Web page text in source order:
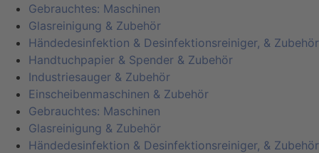
Gebrauchtes: Maschinen
Glasreinigung & Zubehör
Händedesinfektion & Desinfektionsreiniger, & Zubehör
Handtuchpapier & Spender & Zubehör
Industriesauger & Zubehör
Einscheibenmaschinen & Zubehör
Gebrauchtes: Maschinen
Glasreinigung & Zubehör
Händedesinfektion & Desinfektionsreiniger, & Zubehör